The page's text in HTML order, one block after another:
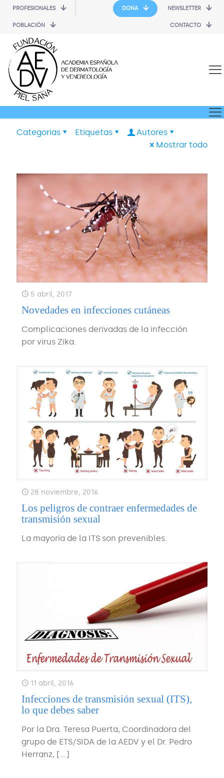
PROFESIONALES
POBLACIÓN
DONA NEWSLETTER
CONTACTO
Categorias Etiquetas
Autores
Mostrar todo
5 abril, 2017
Novedades en infecciones cutáneas
Complicaciones derivadas de la infección
por virus Zika.
28 noviembre, 2016
Los peligros de contraer enfermedades de
transmisión sexual
La mayoría de la ITS son prevenibles.
11 abril, 2016
Infecciones de transmisión sexual (ITS),
lo que debes saber
Por la Dra. Teresa Puerta, Coordinadora del
grupo de ETS/SIDA de la AEDV y el Dr. Pedro
Herranz, […]